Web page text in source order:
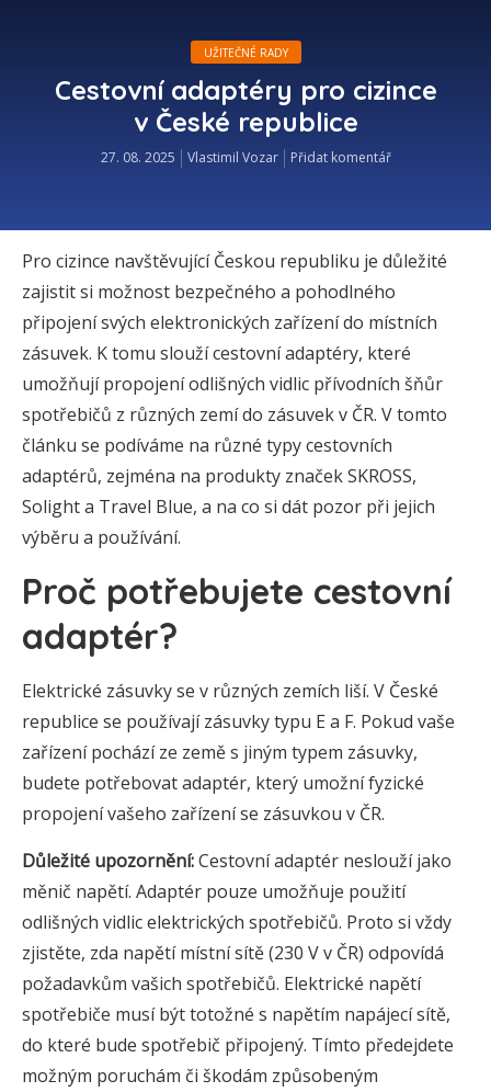
UŽITEČNÉ RADY
Cestovní adaptéry pro cizince
v České republice
27. 08. 2025 Vlastimil Vozar Přidat komentář
Pro cizince navštěvující Českou republiku je důležité
zajistit si možnost bezpečného a pohodlného
připojení svých elektronických zařízení do místních
zásuvek. K tomu slouží cestovní adaptéry, které
umožňují propojení odlišných vidlic přívodních šňůr
spotřebičů z různých zemí do zásuvek v ČR. V tomto
článku se podíváme na různé typy cestovních
adaptérů, zejména na produkty značek SKROSS,
Solight a Travel Blue, a na co si dát pozor při jejich
výběru a používání.
Proč potřebujete cestovní
adaptér?
Elektrické zásuvky se v různých zemích liší. V České
republice se používají zásuvky typu E a F. Pokud vaše
zařízení pochází ze země s jiným typem zásuvky,
budete potřebovat adaptér, který umožní fyzické
propojení vašeho zařízení se zásuvkou v ČR.
Důležité upozornění:Cestovní adaptér neslouží jako
měnič napětí. Adaptér pouze umožňuje použití
odlišných vidlic elektrických spotřebičů. Proto si vždy
zjistěte, zda napětí místní sítě (230 V v ČR) odpovídá
požadavkům vašich spotřebičů. Elektrické napětí
spotřebiče musí být totožné s napětím napájecí sítě,
do které bude spotřebič připojený. Tímto předejdete
možným poruchám či škodám způsobeným